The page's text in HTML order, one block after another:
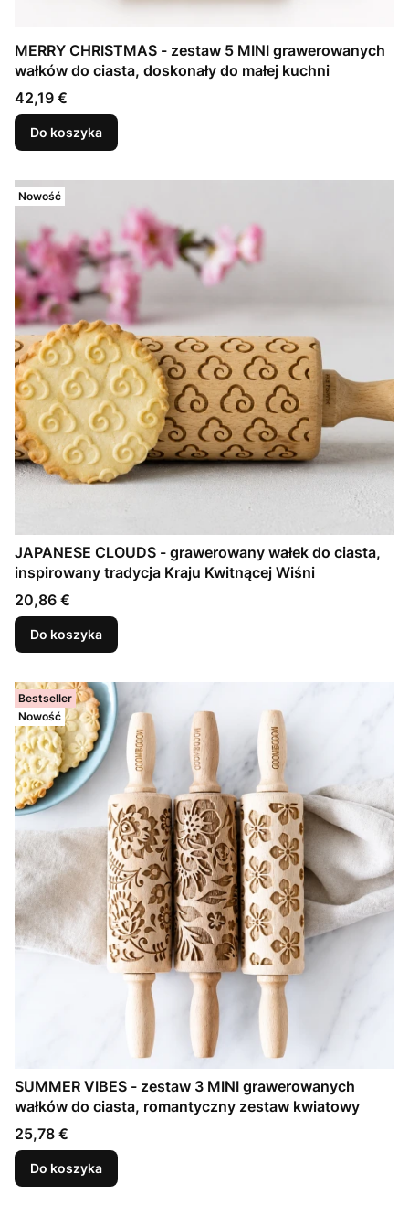
MERRY CHRISTMAS - zestaw 5 MINI grawerowanych
wałków do ciasta, doskonały do małej kuchni
Cena
42,19 €
Do koszyka
Nowość
JAPANESE CLOUDS - grawerowany wałek do ciasta,
inspirowany tradycja Kraju Kwitnącej Wiśni
Cena
20,86 €
Do koszyka
Bestseller
Nowość
SUMMER VIBES - zestaw 3 MINI grawerowanych
wałków do ciasta, romantyczny zestaw kwiatowy
Cena
25,78 €
Do koszyka